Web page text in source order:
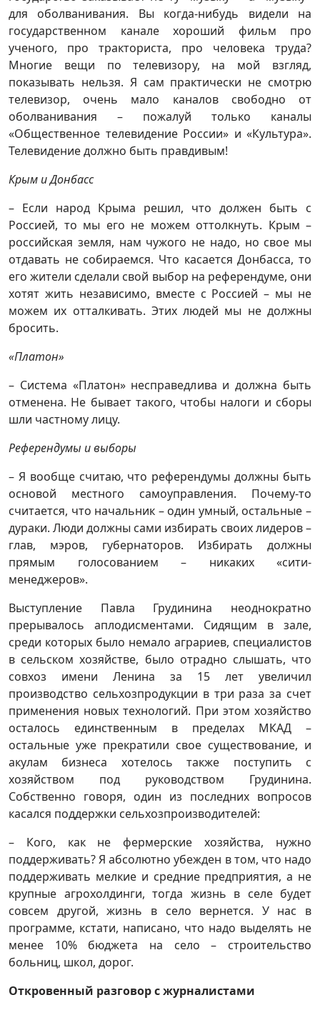
для оболванивания. Вы когда-нибудь видели на
государственном канале хороший фильм про
ученого, про тракториста, про человека труда?
Многие вещи по телевизору, на мой взгляд,
показывать нельзя. Я сам практически не смотрю
телевизор, очень мало каналов свободно от
оболванивания – пожалуй только каналы
«Общественное телевидение России» и «Культура».
Телевидение должно быть правдивым!
Крым и Донбасс
– Если народ Крыма решил, что должен быть с
Россией, то мы его не можем оттолкнуть. Крым –
российская земля, нам чужого не надо, но свое мы
отдавать не собираемся. Что касается Донбасса, то
его жители сделали свой выбор на референдуме, они
хотят жить независимо, вместе с Россией – мы не
можем их отталкивать. Этих людей мы не должны
бросить.
«Платон»
– Система «Платон» несправедлива и должна быть
отменена. Не бывает такого, чтобы налоги и сборы
шли частному лицу.
Референдумы и выборы
– Я вообще считаю, что референдумы должны быть
основой местного самоуправления. Почему-то
считается, что начальник – один умный, остальные –
дураки. Люди должны сами избирать своих лидеров –
глав, мэров, губернаторов. Избирать должны
прямым голосованием – никаких «сити-
менеджеров».
Выступление Павла Грудинина неоднократно
прерывалось аплодисментами. Сидящим в зале,
среди которых было немало аграриев, специалистов
в сельском хозяйстве, было отрадно слышать, что
совхоз имени Ленина за 15 лет увеличил
производство сельхозпродукции в три раза за счет
применения новых технологий. При этом хозяйство
осталось единственным в пределах МКАД –
остальные уже прекратили свое существование, и
акулам бизнеса хотелось также поступить с
хозяйством под руководством Грудинина.
Собственно говоря, один из последних вопросов
касался поддержки сельхозпроизводителей:
– Кого, как не фермерские хозяйства, нужно
поддерживать? Я абсолютно убежден в том, что надо
поддерживать мелкие и средние предприятия, а не
крупные агрохолдинги, тогда жизнь в селе будет
совсем другой, жизнь в село вернется. У нас в
программе, кстати, написано, что надо выделять не
менее 10% бюджета на село – строительство
больниц, школ, дорог.
Откровенный разговор с журналистами